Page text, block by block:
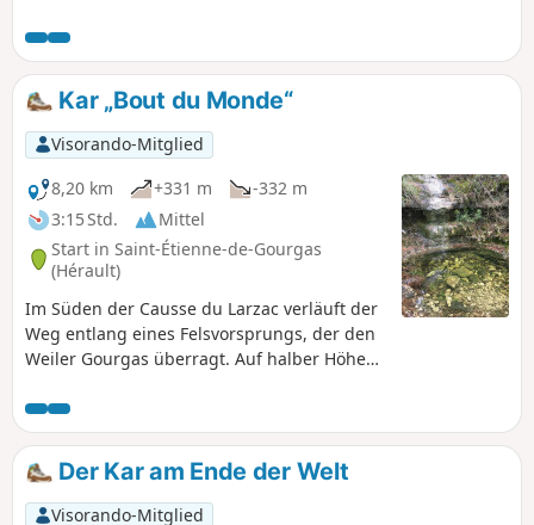
größte Teil der Strecke verläuft auf Waldwegen.
Kar „Bout du Monde“
Visorando-Mitglied
8,20 km
+331 m
-332 m
3:15 Std.
Mittel
Start in Saint-Étienne-de-Gourgas
(Hérault)
Im Süden der Causse du Larzac verläuft der
Weg entlang eines Felsvorsprungs, der den
Weiler Gourgas überragt. Auf halber Höhe
und Felsen hindurch und überquert die
Flussbetten der kleinen Nebenflüsse des
Baches La Brèze: Aven, Figaret und Rieussec.
Unterhalb öffnet sich das Tal mit seinen
abwechslungsreichen Landschaften: hier
Der Kar am Ende der Welt
Visorando-Mitglied